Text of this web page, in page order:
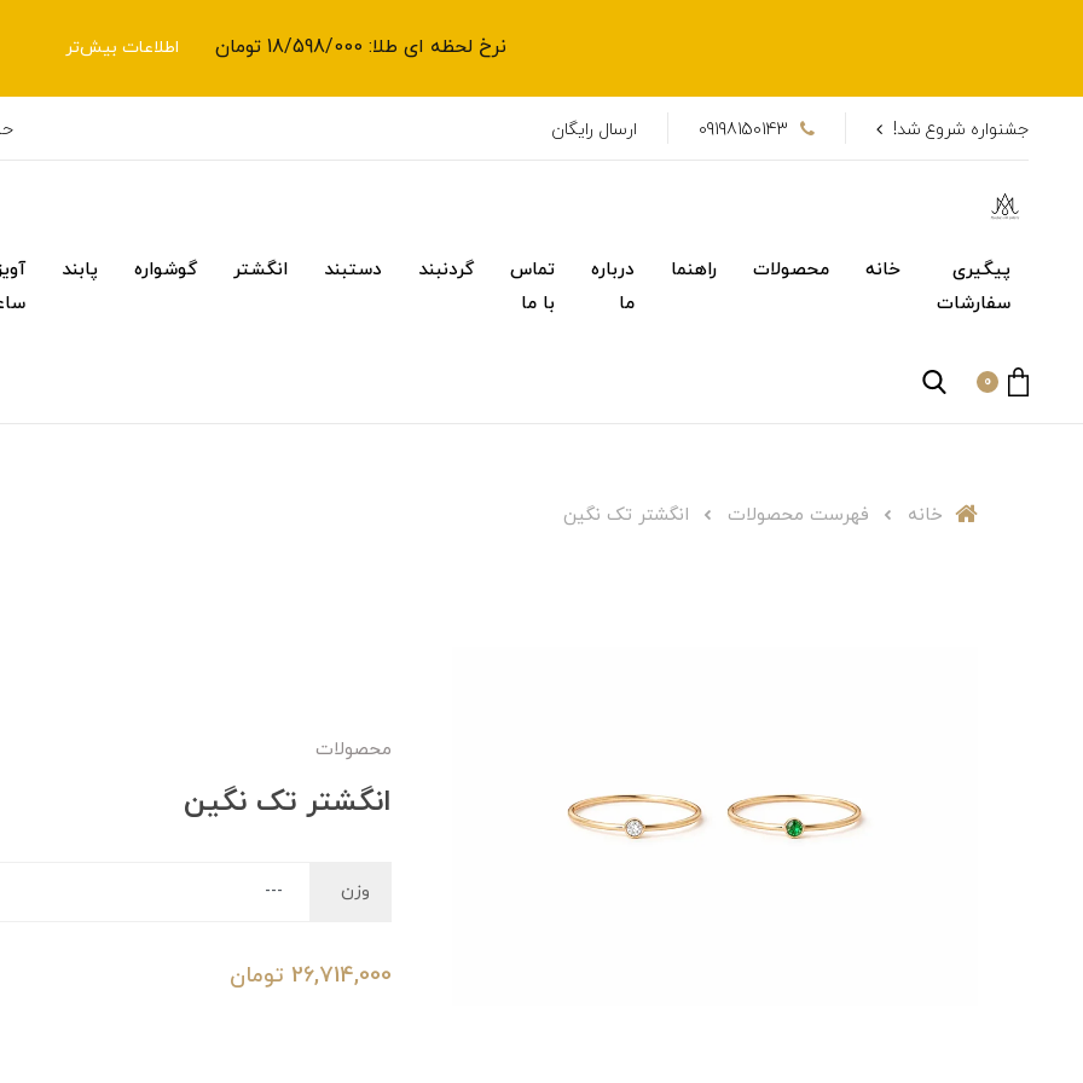
نرخ لحظه ای طلا: 18/598/000 تومان اطلاعات بیش‌تر
جشنواره شروع شد! 09198150143 ارسال رایگان
پیگیری
سفارشات
خانه محصولات راهنما
درباره
ما
تماس
با ما
گردنبند دستبند انگشتر گوشواره پابند
0
خانه فهرست محصولات انگشتر تک نگین
محصولات
انگشتر تک نگین
وزن
26,714,000 تومان